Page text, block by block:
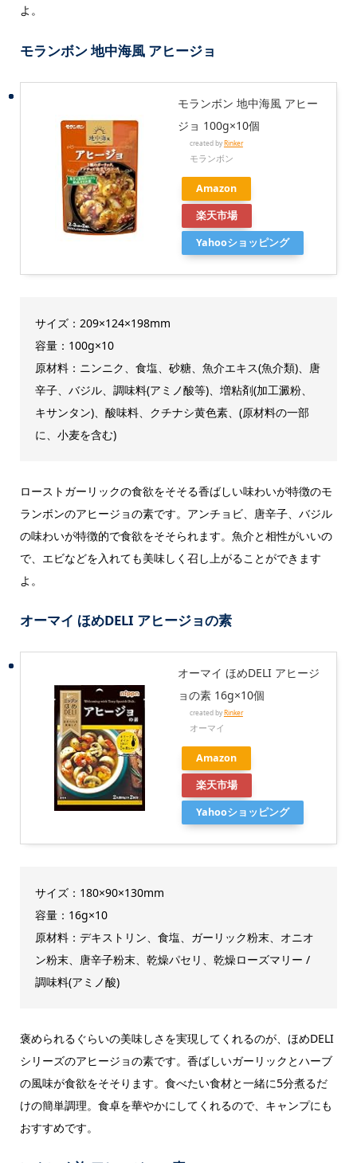
よ。
モランボン 地中海風 アヒージョ
モランボン 地中海風 アヒー
ジョ 100g×10個
created byRinker
モランボン
Amazon
楽天市場
Yahooショッピング
サイズ：209×124×198mm
容量：100g×10
原材料：ニンニク、食塩、砂糖、魚介エキス(魚介類)、唐
辛子、バジル、調味料(アミノ酸等)、増粘剤(加工澱粉、
キサンタン)、酸味料、クチナシ黄色素、(原材料の一部
に、小麦を含む)
ローストガーリックの食欲をそそる香ばしい味わいが特徴のモ
ランボンのアヒージョの素です。アンチョビ、唐辛子、バジル
の味わいが特徴的で食欲をそそられます。魚介と相性がいいの
で、エビなどを入れても美味しく召し上がることができます
よ。
オーマイ ほめDELI アヒージョの素
オーマイ ほめDELI アヒージ
ョの素 16g×10個
created byRinker
オーマイ
Amazon
楽天市場
Yahooショッピング
サイズ：180×90×130mm
容量：16g×10
原材料：デキストリン、食塩、ガーリック粉末、オニオ
ン粉末、唐辛子粉末、乾燥パセリ、乾燥ローズマリー /
調味料(アミノ酸)
褒められるぐらいの美味しさを実現してくれるのが、ほめDELI
シリーズのアヒージョの素です。香ばしいガーリックとハーブ
の風味が食欲をそそります。食べたい食材と一緒に5分煮るだ
けの簡単調理。食卓を華やかにしてくれるので、キャンプにも
おすすめです。